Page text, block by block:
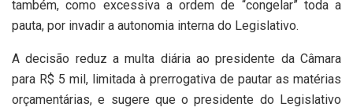
também, como excessiva a ordem de “congelar” toda a
pauta, por invadir a autonomia interna do Legislativo.
A decisão reduz a multa diária ao presidente da Câmara
para R$ 5 mil, limitada à prerrogativa de pautar as matérias
orçamentárias, e sugere que o presidente do Legislativo